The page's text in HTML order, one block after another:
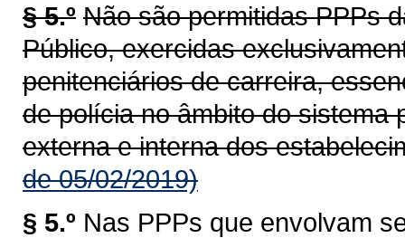
§ 5.º Não são permitidas PPPs
Público, exercidas
penitenciários de carreira,
de polícia no âmbito do sistema
externa e interna dos
de 05/02/2019)
§ 5.º Nas PPPs que envolvam